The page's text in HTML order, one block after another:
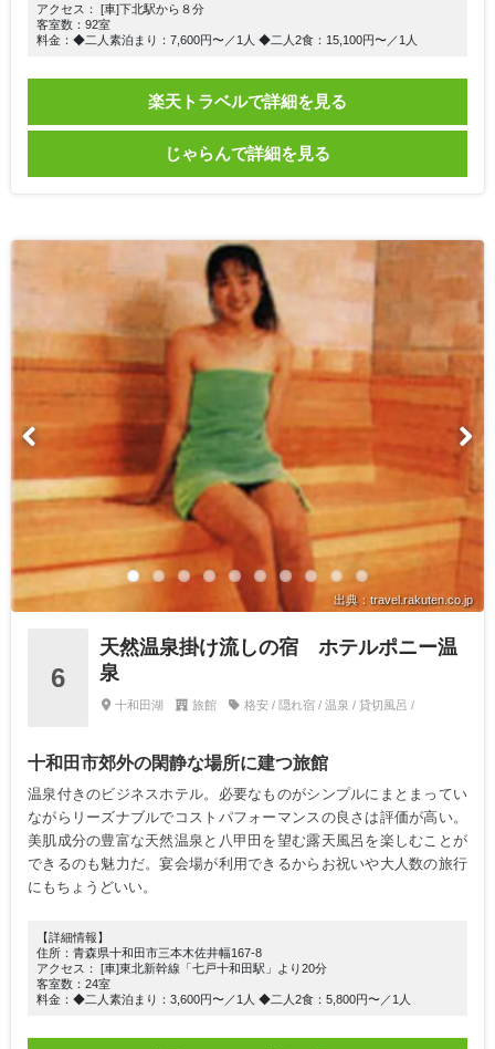
アクセス： [車]下北駅から８分
客室数：92室
料金：◆二人素泊まり：7,600円〜／1人 ◆二人2食：15,100円〜／1人
楽天トラベルで詳細を見る
じゃらんで詳細を見る
出典：travel.rakuten.co.jp
6
天然温泉掛け流しの宿 ホテルポニー温
泉
十和田湖 旅館 格安 / 隠れ宿 / 温泉 / 貸切風呂 /
十和田市郊外の閑静な場所に建つ旅館
温泉付きのビジネスホテル。必要なものがシンプルにまとまってい
ながらリーズナブルでコストパフォーマンスの良さは評価が高い。
美肌成分の豊富な天然温泉と八甲田を望む露天風呂を楽しむことが
できるのも魅力だ。宴会場が利用できるからお祝いや大人数の旅行
にもちょうどいい。
【詳細情報】
住所：青森県十和田市三本木佐井幅167-8
アクセス： [車]東北新幹線「七戸十和田駅」より20分
客室数：24室
料金：◆二人素泊まり：3,600円〜／1人 ◆二人2食：5,800円〜／1人